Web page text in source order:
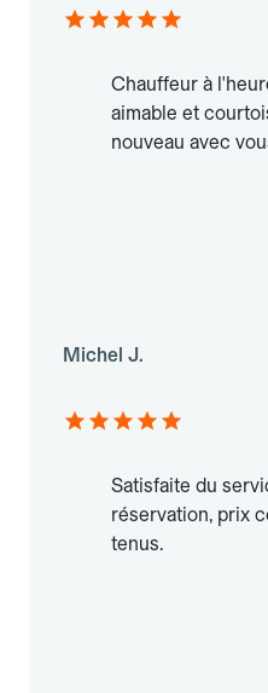
Chauffeur à
aimable et
nouveau avec
Michel J.
Satisfaite du
réservation, prix
tenus.